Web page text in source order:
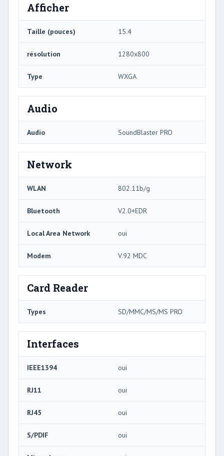
Afficher
Taille (pouces) 15.4
résolution 1280x800
Type WXGA
Audio
Audio SoundBlaster PRO
Network
WLAN 802.11b/g
Bluetooth V2.0+EDR
Local Area Network oui
Modem V.92 MDC
Card Reader
Types SD/MMC/MS/MS PRO
Interfaces
IEEE1394 oui
RJ11 oui
RJ45 oui
S/PDIF oui